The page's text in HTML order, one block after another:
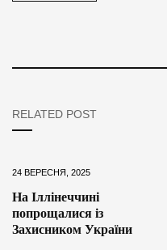
RELATED POST
24 ВЕРЕСНЯ, 2025
На Іллінеччині
попрощалися із
Захисником України